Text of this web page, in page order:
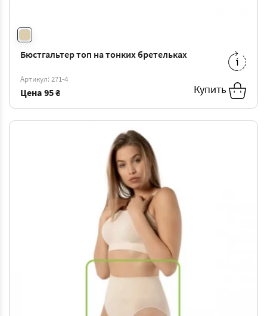
Бюстгальтер топ на тонких бретельках
Артикул: 271-4
Цена 95 ₴ Купить
S - 95 ₴ M - 95 ₴
95 ₴